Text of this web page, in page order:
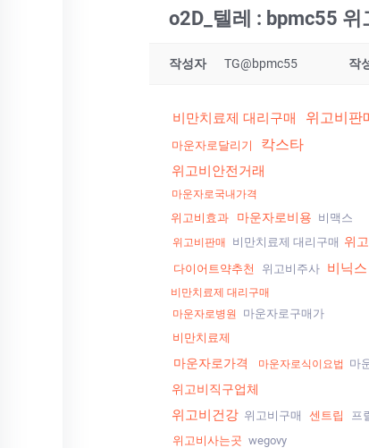
o2D_텔레 : bpmc55
작성자 TG@bpmc55 작
비만치료제 대리구매 위고비판
마운자로달리기 칵스타
위고비안전거래
마운자로국내가격
위고비효과 마운자로비용 비맥스
위고비판매 비만치료제 대리구매 위
다이어트약추천 위고비주사 비닉스
비만치료제 대리구매
마운자로병원
마운자로구매가
비만치료제
마운자로가격 마운자로식이요법 마
위고비직구업체
위고비건강 위고비구매 센트립 프
위고비사는곳 wegovy